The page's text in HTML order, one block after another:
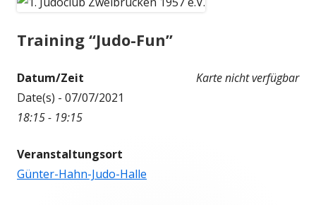
Training “Judo-Fun”
Karte nicht verfügbar
Datum/Zeit
Date(s) - 07/07/2021
18:15 - 19:15
Veranstaltungsort
Günter-Hahn-Judo-Halle